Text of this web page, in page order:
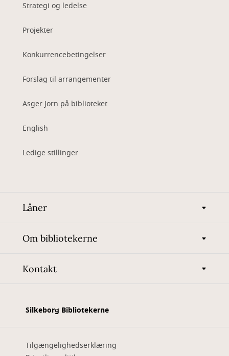
Strategi og ledelse
Projekter
Konkurrencebetingelser
Forslag til arrangementer
Asger Jorn på biblioteket
English
Ledige stillinger
Låner
Om bibliotekerne
Kontakt
Silkeborg Bibliotekerne
Tilgængelighedserklæring